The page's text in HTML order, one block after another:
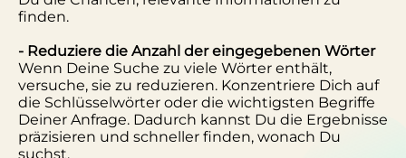
finden.
- Reduziere die Anzahl der eingegebenen Wörter
Wenn Deine Suche zu viele Wörter enthält,
versuche, sie zu reduzieren. Konzentriere Dich auf
die Schlüsselwörter oder die wichtigsten Begriffe
Deiner Anfrage. Dadurch kannst Du die Ergebnisse
präzisieren und schneller finden, wonach Du
suchst.